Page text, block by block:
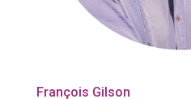
François Gilson